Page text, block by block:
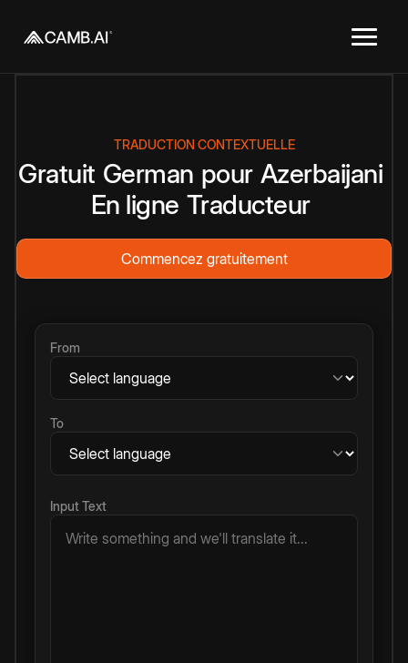
TRADUCTION CONTEXTUELLE
Gratuit German pour Azerbaijani
En ligne Traducteur
Commencez gratuitement
From
To
Input Text